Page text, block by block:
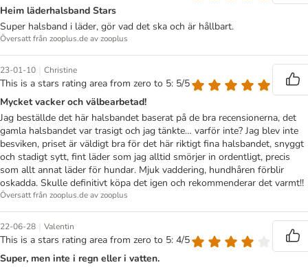
Heim läderhalsband Stars
Super halsband i läder, gör vad det ska och är hållbart.
Översatt från zooplus.de av zooplus
23-01-10 | Christine
This is a stars rating area from zero to 5: 5/5
Mycket vacker och välbearbetad!
Jag beställde det här halsbandet baserat på de bra recensionerna, det
gamla halsbandet var trasigt och jag tänkte… varför inte? Jag blev inte
besviken, priset är väldigt bra för det här riktigt fina halsbandet, snyggt
och stadigt sytt, fint läder som jag alltid smörjer in ordentligt, precis
som allt annat läder för hundar. Mjuk vaddering, hundhåren förblir
oskadda. Skulle definitivt köpa det igen och rekommenderar det varmt!!
Översatt från zooplus.de av zooplus
22-06-28 | Valentin
This is a stars rating area from zero to 5: 4/5
Super, men inte i regn eller i vatten.